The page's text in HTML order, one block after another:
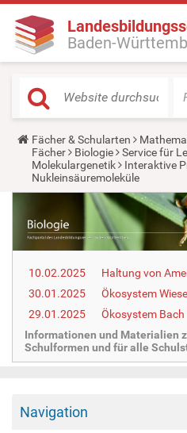
Baden-
Y
o
u
a
r
e
r
e
Fächer & Schularten
Fächer
Biologie Service für
Molekulargenetik
Interaktive
Nukleinsäuremoleküle
10.02.2025
Haltung von
30.01.2025
Ökosystem Wiese
29.01.2025
Ökosystem Bach
Informationen und Materialien
Schulformen und für alle
Navigation